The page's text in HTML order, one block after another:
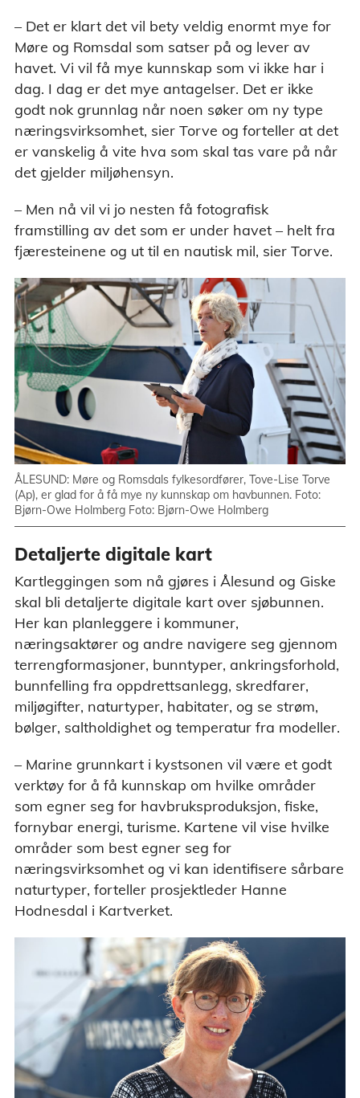
– Det er klart det vil bety veldig enormt mye for
Møre og Romsdal som satser på og lever av
havet. Vi vil få mye kunnskap som vi ikke har i
dag. I dag er det mye antagelser. Det er ikke
godt nok grunnlag når noen søker om ny type
næringsvirksomhet, sier Torve og forteller at det
er vanskelig å vite hva som skal tas vare på når
det gjelder miljøhensyn.
– Men nå vil vi jo nesten få fotografisk
framstilling av det som er under havet – helt fra
fjæresteinene og ut til en nautisk mil, sier Torve.
ÅLESUND: Møre og Romsdals fylkesordfører, Tove-Lise Torve
(Ap), er glad for å få mye ny kunnskap om havbunnen. Foto:
Bjørn-Owe Holmberg Foto: Bjørn-Owe Holmberg
Detaljerte digitale kart
Kartleggingen som nå gjøres i Ålesund og Giske
skal bli detaljerte digitale kart over sjøbunnen.
Her kan planleggere i kommuner,
næringsaktører og andre navigere seg gjennom
terrengformasjoner, bunntyper, ankringsforhold,
bunnfelling fra oppdrettsanlegg, skredfarer,
miljøgifter, naturtyper, habitater, og se strøm,
bølger, saltholdighet og temperatur fra modeller.
– Marine grunnkart i kystsonen vil være et godt
verktøy for å få kunnskap om hvilke områder
som egner seg for havbruksproduksjon, fiske,
fornybar energi, turisme. Kartene vil vise hvilke
områder som best egner seg for
næringsvirksomhet og vi kan identifisere sårbare
naturtyper, forteller prosjektleder Hanne
Hodnesdal i Kartverket.